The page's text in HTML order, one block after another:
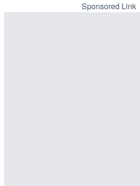
Sponsored Link